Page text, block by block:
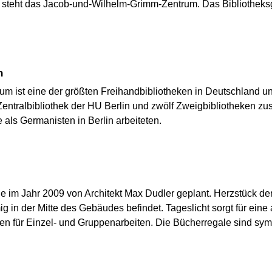
das Jacob-und-Wilhelm-Grimm-Zentrum. Das
ist eine der größten Freihandbibliotheken in Deutschland
der HU Berlin und zwölf Zweigbibliotheken
Germanisten in Berlin arbeiteten.
im Jahr 2009 von Architekt Max Dudler geplant. Herzstück
in der Mitte des Gebäudes befindet. Tageslicht sorgt für
für Einzel- und Gruppenarbeiten. Die Bücherregale sind